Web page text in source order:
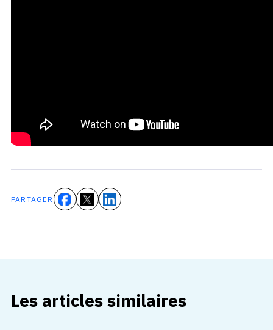
PARTAGER
Les articles similaires